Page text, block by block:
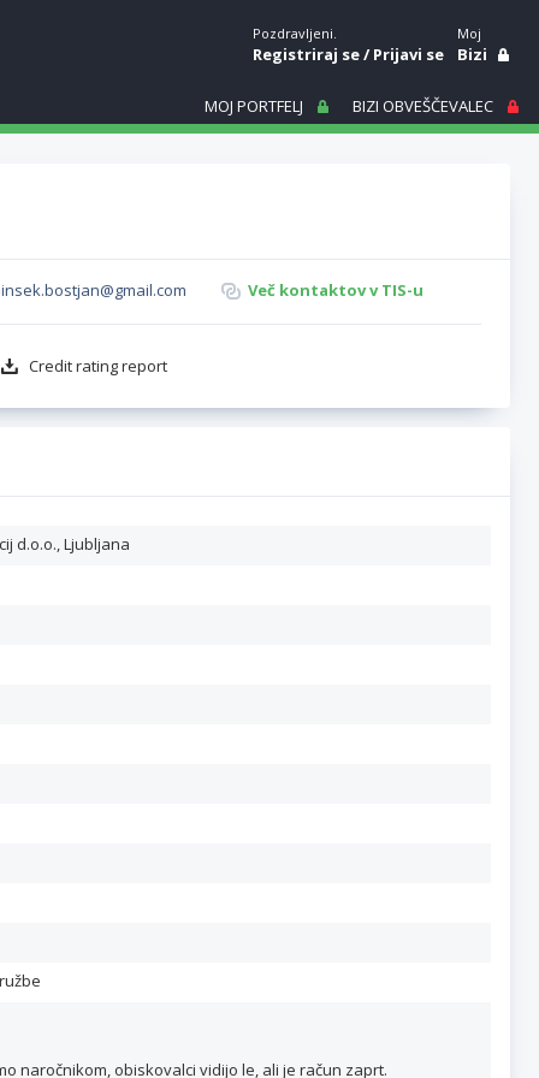
Pozdravljeni.
Registriraj se/Prijavi se
Moj
Bizi
MOJ PORTFELJ BIZI OBVEŠČEVALEC
Več kontaktov v TIS-u
Credit rating report
d.o.o., Ljubljana
naročnikom, obiskovalci vidijo le, ali je račun zaprt.